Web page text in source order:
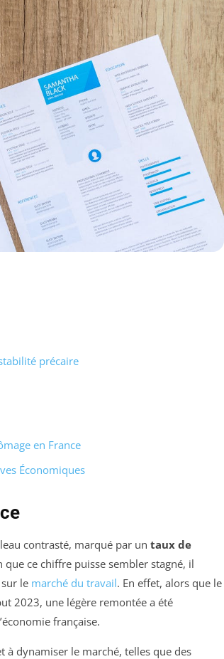
précaire
en France
Économiques
contrasté, marqué par un taux de
que ce chiffre puisse sembler stagné, il
le marché du travail. En effet, alors que le
2023, une légère remontée a été
française.
à dynamiser le marché, telles que des